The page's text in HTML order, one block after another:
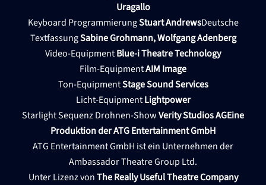
Uragallo
Keyboard ProgrammierungStuart AndrewsDeutsche
TextfassungSabine Grohmann, Wolfgang Adenberg
Video-EquipmentBlue-i Theatre Technology
Film-EquipmentAIM Image
Ton-EquipmentStage Sound Services
Licht-EquipmentLightpower
Starlight Sequenz Drohnen-ShowVerity Studios AGEine
Produktion der ATG Entertainment GmbH
ATG Entertainment GmbH ist ein Unternehmen der
Ambassador Theatre Group Ltd.
Unter Lizenz vonThe Really Useful Theatre Company